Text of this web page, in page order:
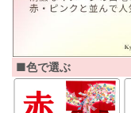
■色で選ぶ